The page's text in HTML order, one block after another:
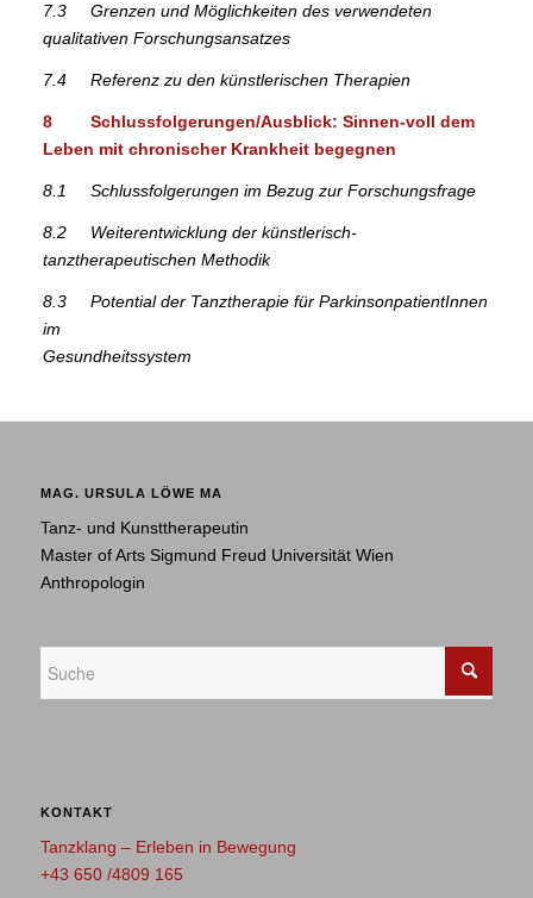
7.3 Grenzen und Möglichkeiten des verwendeten
qualitativen Forschungsansatzes
7.4 Referenz zu den künstlerischen Therapien
8 Schlussfolgerungen/Ausblick: Sinnen-voll dem
Leben mit chronischer Krankheit begegnen
8.1 Schlussfolgerungen im Bezug zur Forschungsfrage
8.2 Weiterentwicklung der künstlerisch-
tanztherapeutischen Methodik
8.3 Potential der Tanztherapie für ParkinsonpatientInnen
im
Gesundheitssystem
MAG. URSULA LÖWE MA
Tanz- und Kunsttherapeutin
Master of Arts Sigmund Freud Universität Wien
Anthropologin
KONTAKT
Tanzklang – Erleben in Bewegung
+43 650 /4809 165